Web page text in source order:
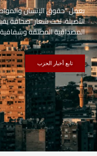
يعمل “حقوق الإنسان
الأصيلة، تحت شعار “صحافة
المصداقية المطلقة
تابع أخبار الحزب